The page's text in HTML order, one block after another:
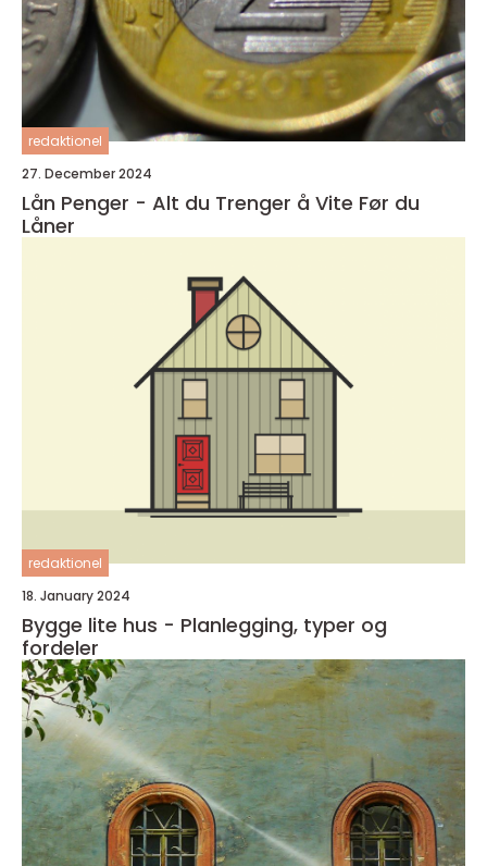
redaktionel
27. December 2024
Lån Penger - Alt du Trenger å Vite Før du
Låner
redaktionel
18. January 2024
Bygge lite hus - Planlegging, typer og
fordeler